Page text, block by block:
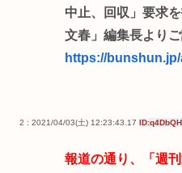
中止、回収」要求
文春」編集長より
https://
2 : 2021/04/03(土) 12:23:43.17
報道の通り、「週